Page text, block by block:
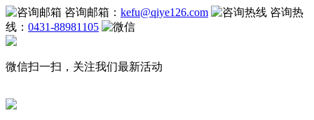
咨询邮箱： kefu@qiye126.com
咨询热
线： 0431-88981105
微信扫一扫，关注我们最新活动